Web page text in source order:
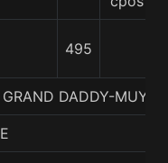
495
GRAND DADDY-MUY